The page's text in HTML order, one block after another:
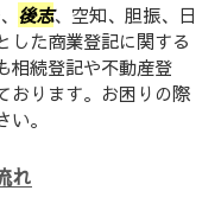
後志、空知、胆振、日
した商業登記に関する
相続登記や不動産登
おります。お困りの際
。
れ